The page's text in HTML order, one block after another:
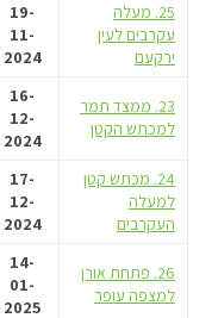
25. מעלה
עקרבים לעין
ירקעם
19-
11-
2024
23. ממצד תמר
למכתש הקטן
16-
12-
2024
24. מכתש קטן
למעלה
העקרבים
17-
12-
2024
26. פתחת אורן
למצפה עופר
14-
01-
2025